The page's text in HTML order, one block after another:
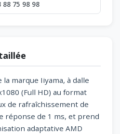
88 75 98 98
la marque Iiyama, à dalle
(Full HD) au format
de rafraîchissement de
réponse de 1 ms, et prend
adaptative AMD